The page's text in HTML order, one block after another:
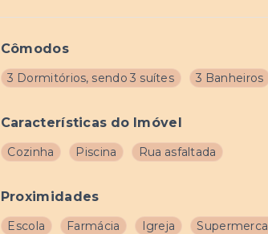
Cômodos
3 Dormitórios, sendo 3 suítes 3 Banheiros
Características do Imóvel
Cozinha Piscina Rua asfaltada
Proximidades
Escola Farmácia Igreja